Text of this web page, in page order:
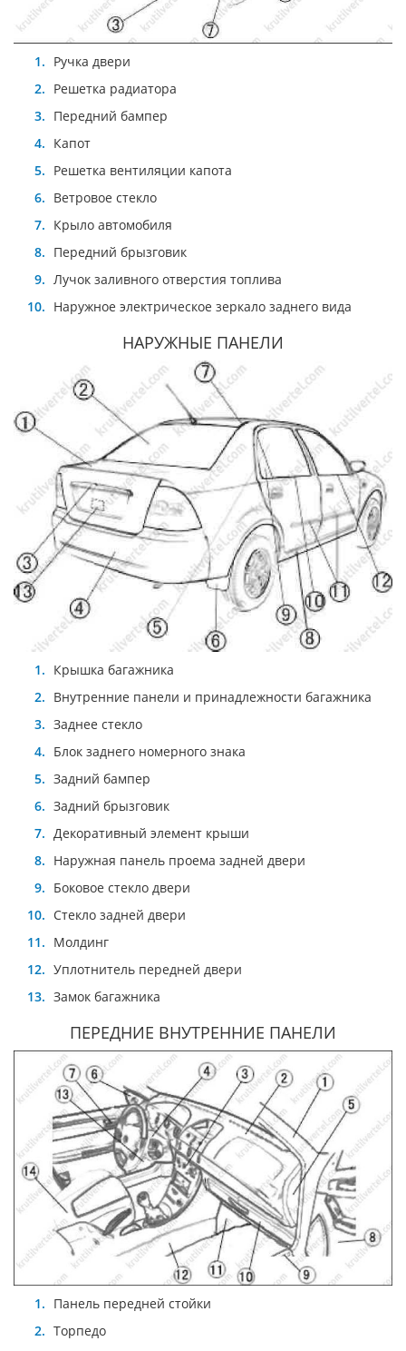
Ручка двери
Решетка радиатора
Передний бампер
Капот
Решетка вентиляции капота
Ветровое стекло
Крыло автомобиля
Передний брызговик
Лучок заливного отверстия топлива
Наружное электрическое зеркало заднего вида
НАРУЖНЫЕ ПАНЕЛИ
Крышка багажника
Внутренние панели и принадлежности багажника
Заднее стекло
Блок заднего номерного знака
Задний бампер
Задний брызговик
Декоративный элемент крыши
Наружная панель проема задней двери
Боковое стекло двери
Стекло задней двери
Молдинг
Уплотнитель передней двери
Замок багажника
ПЕРЕДНИЕ ВНУТРЕННИЕ ПАНЕЛИ
Панель передней стойки
Торпедо